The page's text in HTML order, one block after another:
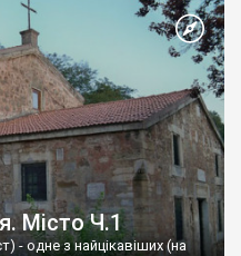
Місто Ч.1
- одне з найцікавіших (на